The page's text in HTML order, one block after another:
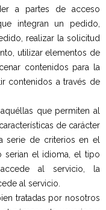
a partes de acceso
integran un pedido,
realizar la solicitud
utilizar elementos de
contenidos para la
contenidos a través de
que permiten al
de carácter
serie de criterios en el
el idioma, el tipo
al servicio, la
al servicio.
tratadas por nosotros